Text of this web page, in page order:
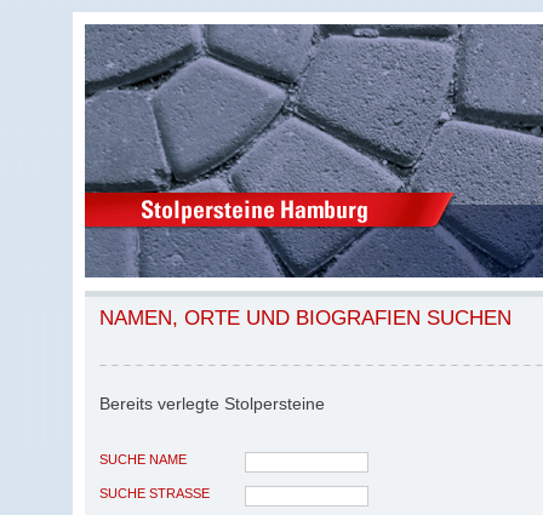
NAMEN, ORTE UND BIOGRAFIEN SUCHEN
Bereits verlegte Stolpersteine
SUCHE NAME
SUCHE STRASSE